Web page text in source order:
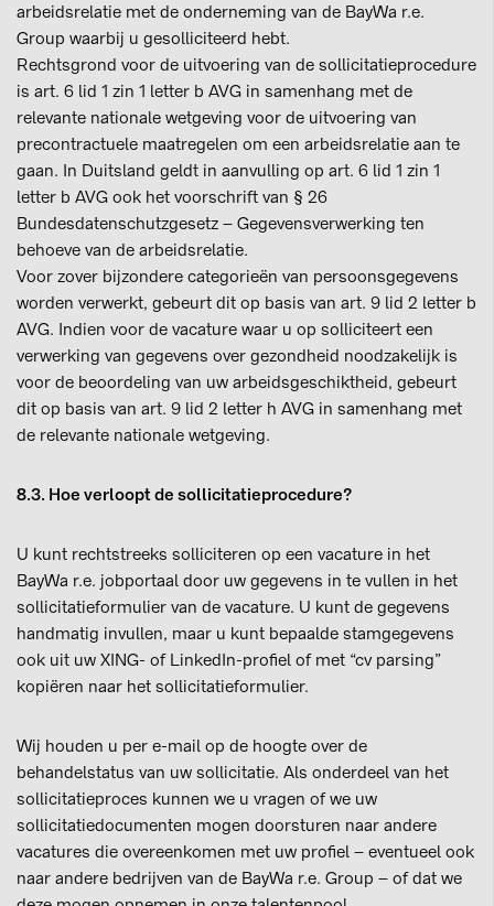
arbeidsrelatie met de onderneming van de BayWa r.e.
Group waarbij u gesolliciteerd hebt.
Rechtsgrond voor de uitvoering van de sollicitatieprocedure
is art. 6 lid 1 zin 1 letter b AVG in samenhang met de
relevante nationale wetgeving voor de uitvoering van
precontractuele maatregelen om een arbeidsrelatie aan te
gaan. In Duitsland geldt in aanvulling op art. 6 lid 1 zin 1
letter b AVG ook het voorschrift van § 26
Bundesdatenschutzgesetz – Gegevensverwerking ten
behoeve van de arbeidsrelatie.
Voor zover bijzondere categorieën van persoonsgegevens
worden verwerkt, gebeurt dit op basis van art. 9 lid 2 letter b
AVG. Indien voor de vacature waar u op solliciteert een
verwerking van gegevens over gezondheid noodzakelijk is
voor de beoordeling van uw arbeidsgeschiktheid, gebeurt
dit op basis van art. 9 lid 2 letter h AVG in samenhang met
de relevante nationale wetgeving.
8.3. Hoe verloopt de sollicitatieprocedure?
U kunt rechtstreeks solliciteren op een vacature in het
BayWa r.e. jobportaal door uw gegevens in te vullen in het
sollicitatieformulier van de vacature. U kunt de gegevens
handmatig invullen, maar u kunt bepaalde stamgegevens
ook uit uw XING- of LinkedIn-profiel of met “cv parsing”
kopiëren naar het sollicitatieformulier.
Wij houden u per e-mail op de hoogte over de
behandelstatus van uw sollicitatie. Als onderdeel van het
sollicitatieproces kunnen we u vragen of we uw
sollicitatiedocumenten mogen doorsturen naar andere
vacatures die overeenkomen met uw profiel – eventueel ook
naar andere bedrijven van de BayWa r.e. Group – of dat we